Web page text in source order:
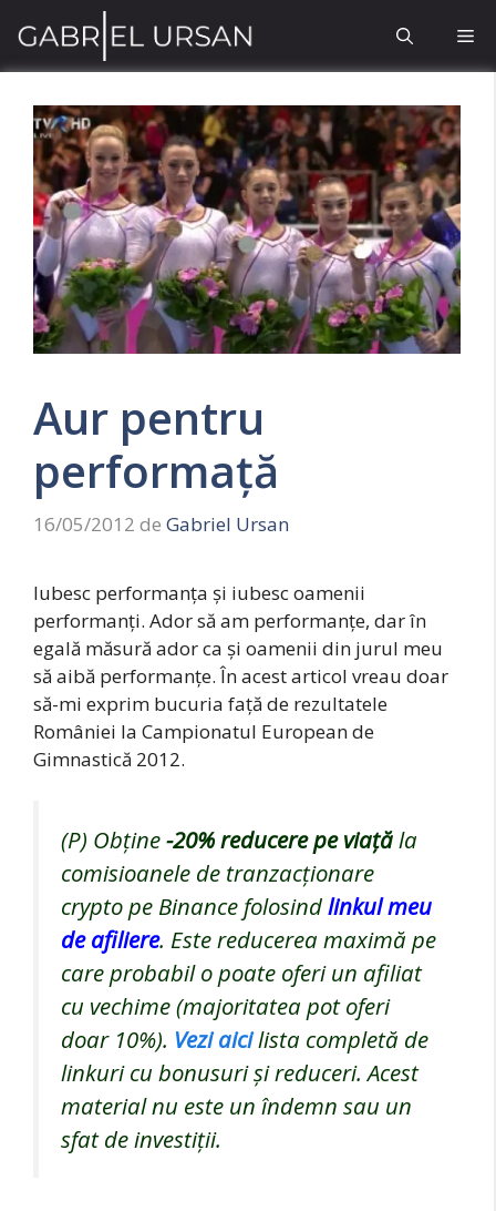
conținut
Aur pentru
performaţă
16/05/2012 de Gabriel Ursan
Iubesc performanţa şi iubesc oamenii
performanţi. Ador să am performanţe, dar în
egală măsură ador ca şi oamenii din jurul meu
să aibă performanţe. În acest articol vreau doar
să-mi exprim bucuria faţă de rezultatele
României la Campionatul European de
Gimnastică 2012.
(P) Obține-20%reducere pe viațăla
comisioanele de tranzacționare
crypto pe Binance folosindlinkul meu
de afiliere. Este reducerea maximă pe
care probabil o poate oferi un afiliat
cu vechime (majoritatea pot oferi
doar 10%). Vezi aicilista completă de
linkuri cu bonusuri și reduceri. Acest
material nu este un îndemn sau un
sfat de investiții.